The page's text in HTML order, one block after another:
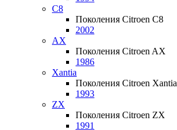
C8
Поколения Citroen C8
2002
AX
Поколения Citroen AX
1986
Xantia
Поколения Citroen Xantia
1993
ZX
Поколения Citroen ZX
1991